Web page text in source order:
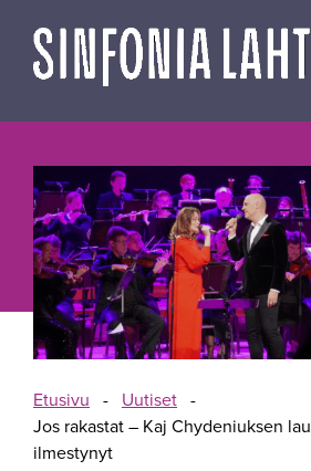
sisältöön
Etusivu - Uutiset -
Jos rakastat – Kaj Chydeniuksen
ilmestynyt